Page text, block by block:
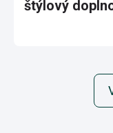
štýlový